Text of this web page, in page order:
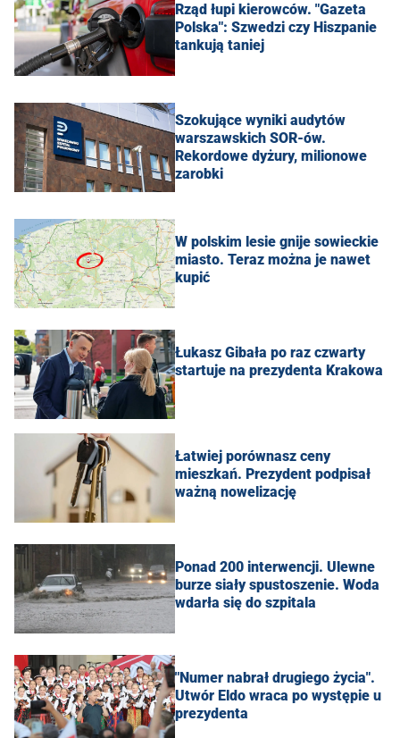
Rząd łupi kierowców. "Gazeta
Polska": Szwedzi czy Hiszpanie
tankują taniej
Szokujące wyniki audytów
warszawskich SOR-ów.
Rekordowe dyżury, milionowe
zarobki
W polskim lesie gnije sowieckie
miasto. Teraz można je nawet
kupić
Łukasz Gibała po raz czwarty
startuje na prezydenta Krakowa
Łatwiej porównasz ceny
mieszkań. Prezydent podpisał
ważną nowelizację
Ponad 200 interwencji. Ulewne
burze siały spustoszenie. Woda
wdarła się do szpitala
"Numer nabrał drugiego życia".
Utwór Eldo wraca po występie u
prezydenta